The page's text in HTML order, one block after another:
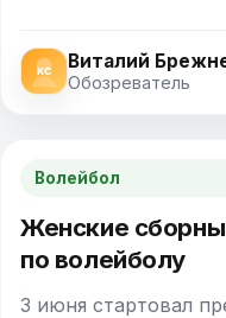
Виталий
Обозреватель
Волейбол
Женские
по волейболу
3 июня стартовал